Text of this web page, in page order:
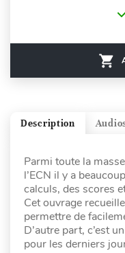
Description
Parmi toute la
l’ECN il y a
calculs, des scores
Cet ouvrage
permettre de
D’autre part, c’est
pour les derniers